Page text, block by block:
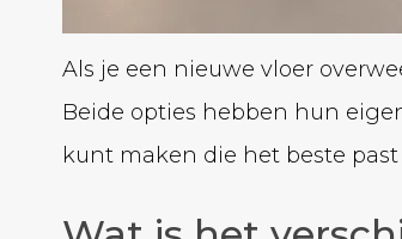
Als je een nieuwe vloer
Beide opties hebben hun
kunt maken die het beste